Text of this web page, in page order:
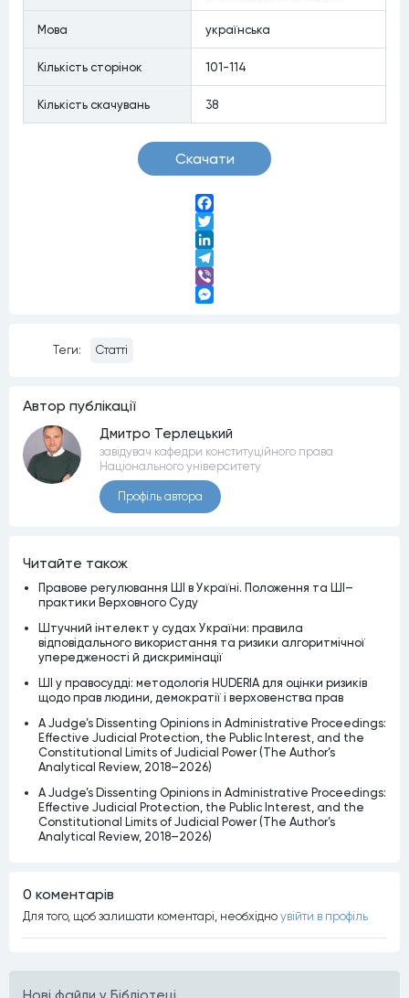
Мова українська
Кiлькiсть сторiнок 101-114
Кiлькiсть скачувань 38
Скачати
Facebook
Twitter
LinkedIn
Telegram
Viber
Теги: Статті
Автор публiкацiї
Дмитро Терлецький
завідувач кафедри конституційного права
Національного університету
Профiль автора
Читайте також
Правове регулювання ШІ в Україні. Положення та ШІ–
практики Верховного Суду
Штучний інтелект у судах України: правила
відповідального використання та ризики алгоритмічної
упередженості й дискримінації
ШІ у правосудді: методологія HUDERIA для оцінки ризиків
щодо прав людини, демократії і верховенства прав
A Judge’s Dissenting Opinions in Administrative Proceedings:
Effective Judicial Protection, the Public Interest, and the
Constitutional Limits of Judicial Power (The Author’s
Analytical Review, 2018–2026)
A Judge’s Dissenting Opinions in Administrative Proceedings:
Effective Judicial Protection, the Public Interest, and the
Constitutional Limits of Judicial Power (The Author’s
Analytical Review, 2018–2026)
0 коментарiв
Для того, щоб залишати коментарi, необхiдно увiйти в профiль